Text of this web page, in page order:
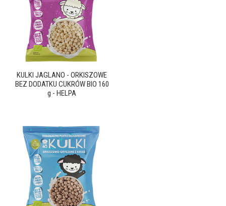
KULKI JAGLANO - ORKISZOWE
BEZ DODATKU CUKRÓW BIO 160
g - HELPA